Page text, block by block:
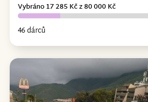
46 dárců
Vybráno 17 285 Kč z 80 000 Kč